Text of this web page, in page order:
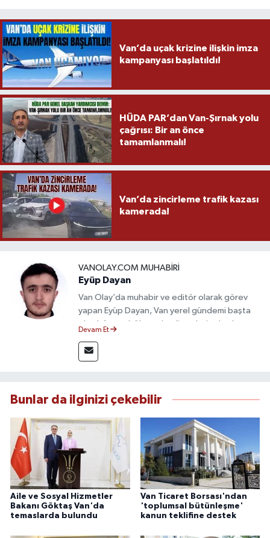
Van’da uçak krizine ilişkin imza
kampanyası başlatıldı!
HÜDA PAR’dan Van-Şırnak yolu
çağrısı: Bir an önce
tamamlanmalı!
Van’da zincirleme trafik kazası
kamerada!
VANOLAY.COM MUHABIRI
Eyüp Dayan
Van Olay’da muhabir ve editör olarak görev
yapan Eyüp Dayan, Van yerel gündemi başta
olmak üzere bölgesel gelişmeleri sahadan
deneyimiyle doğruluk, tarafsızlık ve etik ilkeleri
esas alan Dayan, güvenilir kaynaklara dayalı
Devam Et
Bunlar da ilginizi çekebilir
Aile ve Sosyal Hizmetler
Bakanı Göktaş Van'da
temaslarda bulundu
Van Ticaret Borsası'ndan
'toplumsal bütünleşme'
kanun teklifine destek